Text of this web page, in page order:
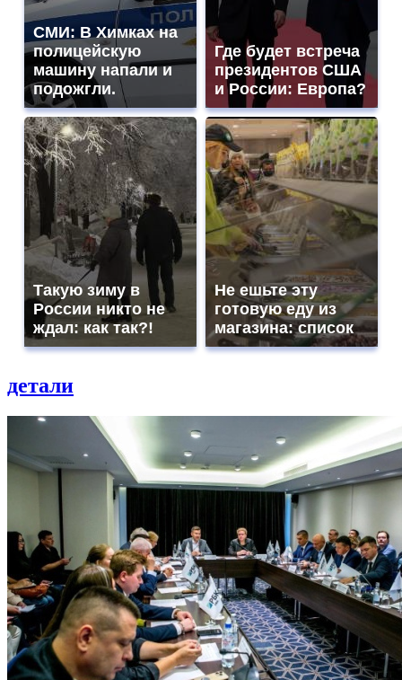
СМИ: В Химках на
полицейскую
машину напали и
подожгли.
Где будет встреча
президентов США
и России: Европа?
Такую зиму в
России никто не
ждал: как так?!
Не ешьте эту
готовую еду из
магазина: список
детали